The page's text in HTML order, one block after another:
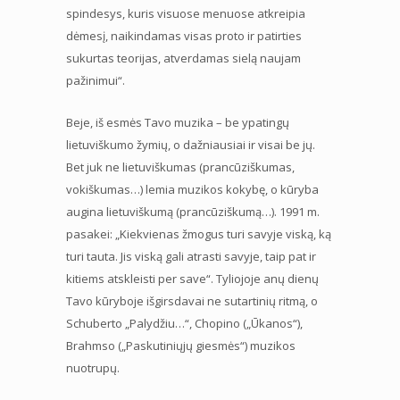
spindesys, kuris visuose menuose atkreipia
dėmesį, naikindamas visas proto ir patirties
sukurtas teorijas, atverdamas sielą naujam
pažinimui“.
Beje, iš esmės Tavo muzika – be ypatingų
lietuviškumo žymių, o dažniausiai ir visai be jų.
Bet juk ne lietuviškumas (prancūziškumas,
vokiškumas…) lemia muzikos kokybę, o kūryba
augina lietuviškumą (prancūziškumą…). 1991 m.
pasakei: „Kiekvienas žmogus turi savyje viską, ką
turi tauta. Jis viską gali atrasti savyje, taip pat ir
kitiems atskleisti per save“. Tyliojoje anų dienų
Tavo kūryboje išgirsdavai ne sutartinių ritmą, o
Schuberto „Palydžiu…“, Chopino („Ūkanos“),
Brahmso („Paskutiniųjų giesmės“) muzikos
nuotrupų.